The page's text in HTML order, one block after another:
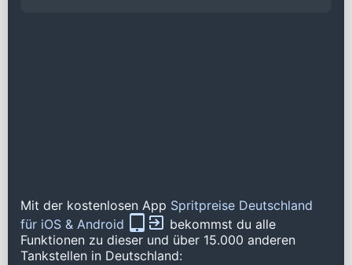
Mit der kostenlosen App Spritpreise Deutschland
für iOS & Android
bekommst du alle
Funktionen zu dieser und über 15.000 anderen
Tankstellen in Deutschland: